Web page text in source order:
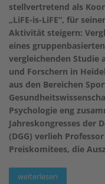
stellvertretend als
„LiFE-is-LiFE“, für
Aktivität steigern:
eines
vergleichenden Studie
und Forschern in
aus den Bereichen
Psychologie eng
Jahreskongresses der
(DGG) verlieh
Preiskomitees, die
weiterlesen